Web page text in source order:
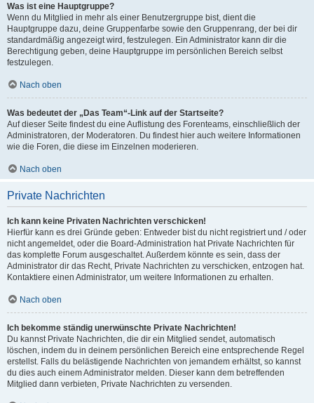
Was ist eine Hauptgruppe?
Wenn du Mitglied in mehr als einer Benutzergruppe bist, dient die
Hauptgruppe dazu, deine Gruppenfarbe sowie den Gruppenrang, der bei dir
standardmäßig angezeigt wird, festzulegen. Ein Administrator kann dir die
Berechtigung geben, deine Hauptgruppe im persönlichen Bereich selbst
festzulegen.
Nach oben
Was bedeutet der „Das Team“-Link auf der Startseite?
Auf dieser Seite findest du eine Auflistung des Forenteams, einschließlich der
Administratoren, der Moderatoren. Du findest hier auch weitere Informationen
wie die Foren, die diese im Einzelnen moderieren.
Nach oben
Private Nachrichten
Ich kann keine Privaten Nachrichten verschicken!
Hierfür kann es drei Gründe geben: Entweder bist du nicht registriert und / oder
nicht angemeldet, oder die Board-Administration hat Private Nachrichten für
das komplette Forum ausgeschaltet. Außerdem könnte es sein, dass der
Administrator dir das Recht, Private Nachrichten zu verschicken, entzogen hat.
Kontaktiere einen Administrator, um weitere Informationen zu erhalten.
Nach oben
Ich bekomme ständig unerwünschte Private Nachrichten!
Du kannst Private Nachrichten, die dir ein Mitglied sendet, automatisch
löschen, indem du in deinem persönlichen Bereich eine entsprechende Regel
erstellst. Falls du belästigende Nachrichten von jemandem erhältst, so kannst
du dies auch einem Administrator melden. Dieser kann dem betreffenden
Mitglied dann verbieten, Private Nachrichten zu versenden.